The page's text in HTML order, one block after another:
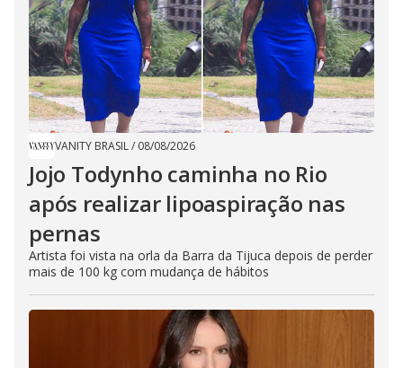
VANITY BRASIL/ 08/08/2026
Jojo Todynho caminha no Rio
após realizar lipoaspiração nas
pernas
Artista foi vista na orla da Barra da Tijuca depois de perder
mais de 100 kg com mudança de hábitos